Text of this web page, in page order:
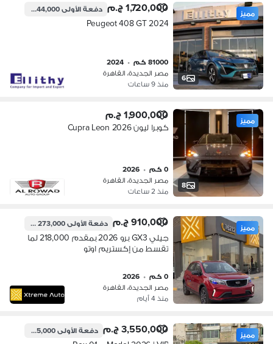
6
مميز 1,720,000 ج.م دفعة الأولى344,000 ج.م
Peugeot 408 GT 2024
81000 كم •
2024
مصر الجديدة، القاهرة
منذ 9 ساعات
8
مميز 1,900,000 ج.م
كوبرا ليون 2026 Cupra Leon
0 كم •
2026
مصر الجديدة، القاهرة
منذ 2 ساعات
مميز 910,000 ج.م دفعة الأولى273,000 ج.م
جيلي GX3 برو 2026 بمقدم 218,000 لما
تقسط من إكستريم اوتو
0 كم •
2026
مصر الجديدة، القاهرة
منذ 4 أيام
مميز 3,550,000 ج.م دفعة الأولى1,065,000 ج.م